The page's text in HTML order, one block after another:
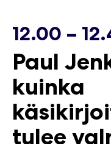
12.00 –
Paul
kuinka
tulee